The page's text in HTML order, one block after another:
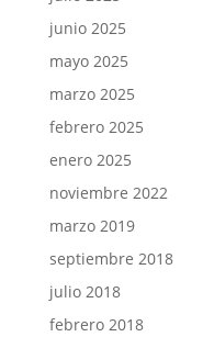
junio 2025
mayo 2025
marzo 2025
febrero 2025
enero 2025
noviembre 2022
marzo 2019
septiembre 2018
julio 2018
febrero 2018